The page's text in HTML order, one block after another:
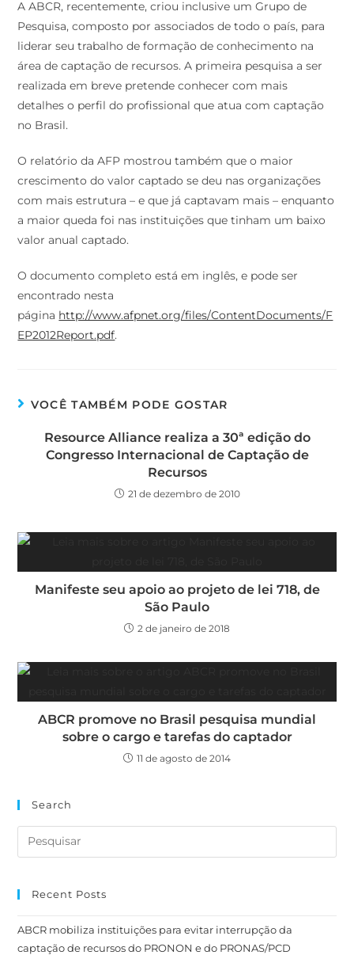
A ABCR, recentemente, criou inclusive um Grupo de
Pesquisa, composto por associados de todo o país, para
liderar seu trabalho de formação de conhecimento na
área de captação de recursos. A primeira pesquisa a ser
realizada em breve pretende conhecer com mais
detalhes o perfil do profissional que atua com captação
no Brasil.
O relatório da AFP mostrou também que o maior
crescimento do valor captado se deu nas organizações
com mais estrutura – e que já captavam mais – enquanto
a maior queda foi nas instituições que tinham um baixo
valor anual captado.
O documento completo está em inglês, e pode ser
encontrado nesta
página http://www.afpnet.org/files/ContentDocuments/F
EP2012Report.pdf.
VOCÊ TAMBÉM PODE GOSTAR
Resource Alliance realiza a 30ª edição do
Congresso Internacional de Captação de
Recursos
21 de dezembro de 2010
Manifeste seu apoio ao projeto de lei 718, de
São Paulo
2 de janeiro de 2018
ABCR promove no Brasil pesquisa mundial
sobre o cargo e tarefas do captador
11 de agosto de 2014
Search
Recent Posts
ABCR mobiliza instituições para evitar interrupção da
captação de recursos do PRONON e do PRONAS/PCD